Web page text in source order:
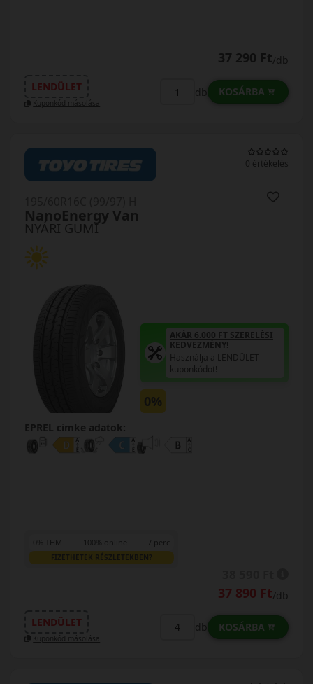
37 290 Ft/db
LENDÜLET
Kuponkód másolása
db KOSÁRBA
0 értékelés
NYÁRI GUMI
NanoEnergy Van
AKÁR 6.000 FT SZERELÉSI
KEDVEZMÉNY!
Használja a LENDÜLET
kuponkódot!
0%
EPREL cimke adatok:
0% THM 100% online 7 perc
FIZETHETEK RÉSZLETEKBEN?
37 890 Ft/db
LENDÜLET
Kuponkód másolása
db KOSÁRBA